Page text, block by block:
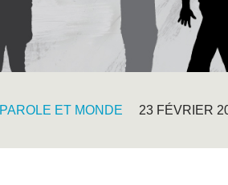
PAROLE ET MONDE 23 FÉVRIER